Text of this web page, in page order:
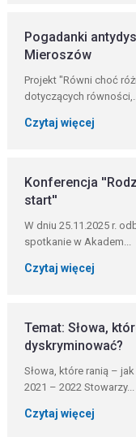
Pogadanki
Mieroszów
Projekt "Równi choć
dotyczących
Czytaj więcej
Konferencja
start''
W dniu 25.11.2025 r.
spotkanie w Akadem...
Czytaj więcej
Temat: Słowa,
dyskryminować?
Słowa, które ranią –
2021 – 2022 Stowarzy...
Czytaj więcej